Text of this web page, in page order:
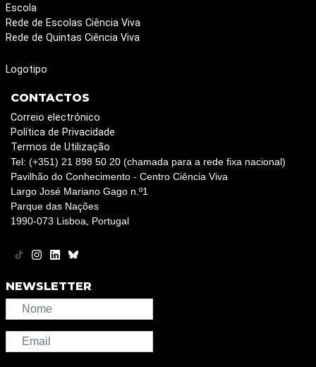
Escola
Rede de Escolas Ciência Viva
Rede de Quintas Ciência Viva
Logotipo
CONTACTOS
Correio electrónico
Política de Privacidade
Termos de Utilização
Tel: (+351) 21 898 50 20 (chamada para a rede fixa nacional)
Pavilhão do Conhecimento - Centro Ciência Viva
Largo José Mariano Gago n.º1
Parque das Nações
1990-073 Lisboa, Portugal
NEWSLETTER